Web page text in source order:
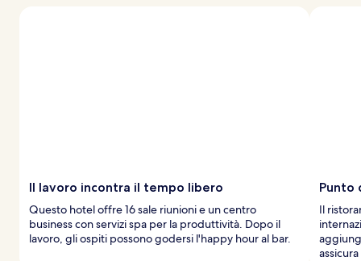
Il lavoro incontra il tempo libero
Questo hotel offre 16 sale riunioni e un centro
business con servizi spa per la produttività. Dopo il
lavoro, gli ospiti possono godersi l'happy hour al bar.
Punto
Il